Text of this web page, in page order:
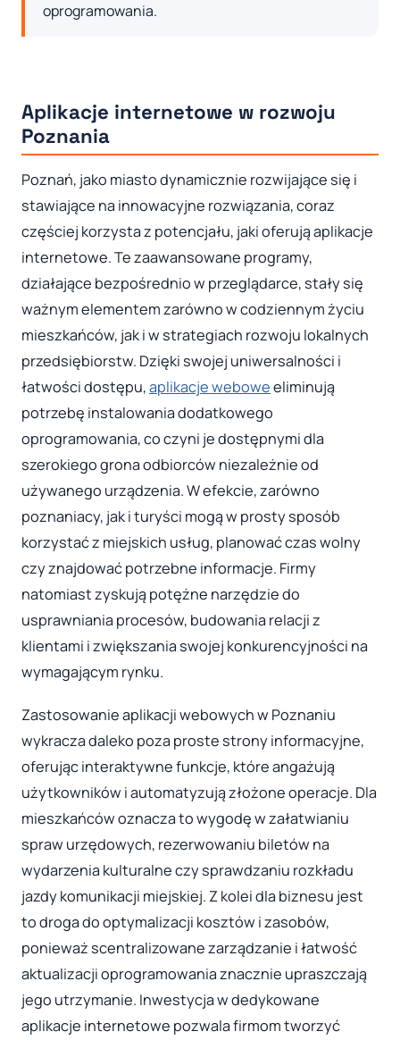
oprogramowania.
Aplikacje internetowe w rozwoju
Poznania
Poznań, jako miasto dynamicznie rozwijające się i
stawiające na innowacyjne rozwiązania, coraz
częściej korzysta z potencjału, jaki oferują aplikacje
internetowe. Te zaawansowane programy,
działające bezpośrednio w przeglądarce, stały się
ważnym elementem zarówno w codziennym życiu
mieszkańców, jak i w strategiach rozwoju lokalnych
przedsiębiorstw. Dzięki swojej uniwersalności i
łatwości dostępu,aplikacje weboweeliminują
potrzebę instalowania dodatkowego
oprogramowania, co czyni je dostępnymi dla
szerokiego grona odbiorców niezależnie od
używanego urządzenia. W efekcie, zarówno
poznaniacy, jak i turyści mogą w prosty sposób
korzystać z miejskich usług, planować czas wolny
czy znajdować potrzebne informacje. Firmy
natomiast zyskują potężne narzędzie do
usprawniania procesów, budowania relacji z
klientami i zwiększania swojej konkurencyjności na
wymagającym rynku.
Zastosowanie aplikacji webowych w Poznaniu
wykracza daleko poza proste strony informacyjne,
oferując interaktywne funkcje, które angażują
użytkowników i automatyzują złożone operacje. Dla
mieszkańców oznacza to wygodę w załatwianiu
spraw urzędowych, rezerwowaniu biletów na
wydarzenia kulturalne czy sprawdzaniu rozkładu
jazdy komunikacji miejskiej. Z kolei dla biznesu jest
to droga do optymalizacji kosztów i zasobów,
ponieważ scentralizowane zarządzanie i łatwość
aktualizacji oprogramowania znacznie upraszczają
jego utrzymanie. Inwestycja w dedykowane
aplikacje internetowe pozwala firmom tworzyć